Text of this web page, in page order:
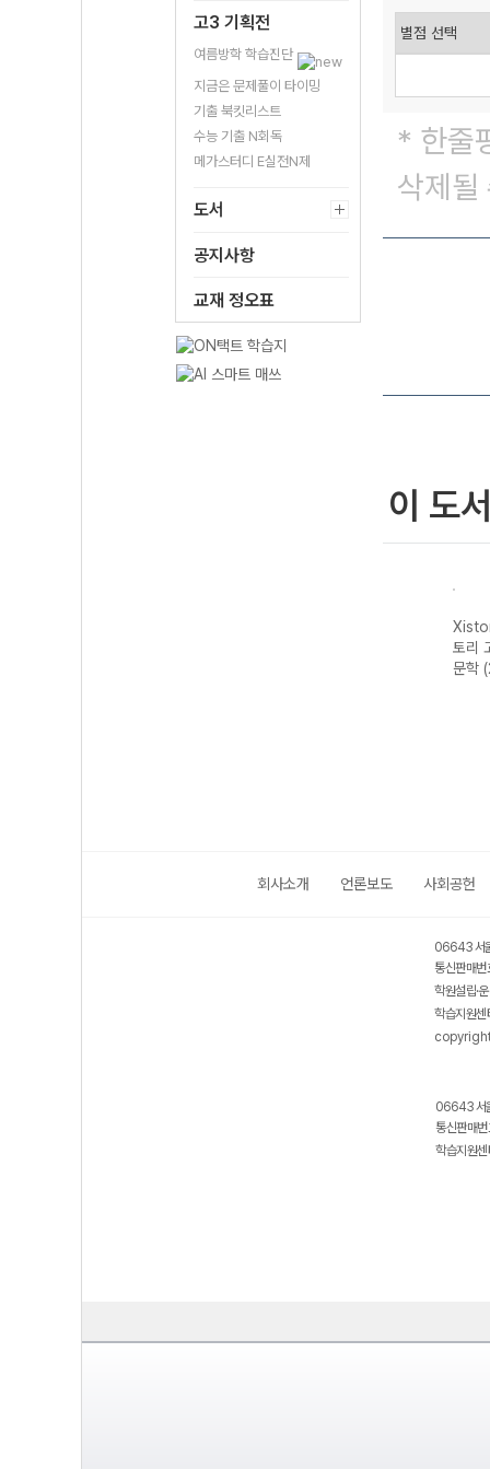
고3 기획전
여름방학 학습진단
지금은 문제풀이 타이밍
기출 북킷리스트
수능 기출 N회독
메가스터디 E실전N제
도서
공지사항
교재 정오표
* 한줄
삭제될
이 도
토리
문학
회사소개 언론보도 사회공헌
06643 서
통신판매
학원설립·
학습지원
06643 서
통신판매
학습지원